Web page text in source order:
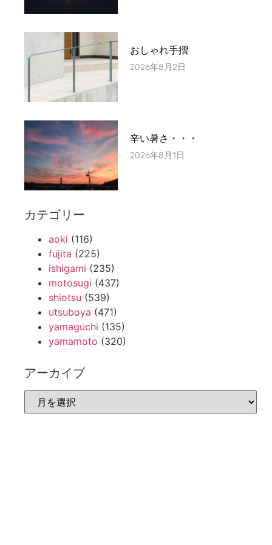
おしゃれ手摺
2026年8月2日
辛い暑さ・・・
2026年8月1日
カテゴリー
aoki (116)
fujita (225)
ishigami (235)
motosugi (437)
shiotsu (539)
utsuboya (471)
yamaguchi (135)
yamamoto (320)
アーカイブ